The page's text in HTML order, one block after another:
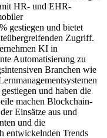
HR- und EHR-
gestiegen und bietet
Zugriff.
KI in
Automatisierung zu
Branchen wie
und haben die
machen Blockchain-
Einsätze aus und
und die
entwickelnden Trends